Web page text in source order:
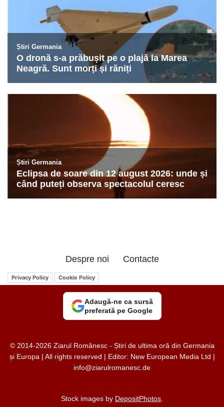
Despre noi Contacte
Privacy Policy Cookie Policy
Adaugă-ne ca sursă
preferată pe Google
© 2014-2026 Ziarul Românesc - Știri de ultima oră din Germania
și Europa | All rights reserved | Editor: New European Media Ltd |
info@ziarulromanesc.de
Stock images by DepositPhotos.